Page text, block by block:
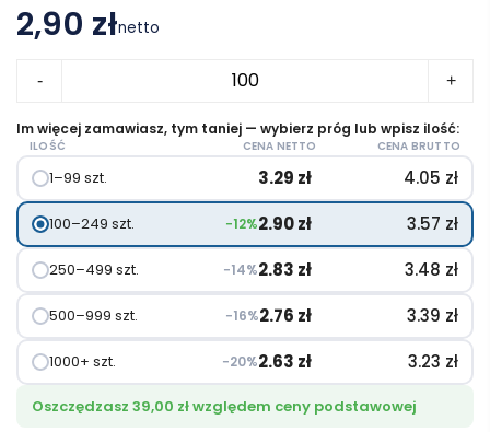
2,90 złnetto
-
bambusowy
długopis
bez
atramentu
+
Im więcej zamawiasz, tym taniej — wybierz próg lub wpisz ilość:
ILOŚĆ CENA NETTO CENA BRUTTO
1–99 szt. 3.29 zł 4.05 zł
100–249 szt. −12%2.90zł 3.57 zł
250–499 szt. −14%2.83 zł 3.48 zł
500–999 szt. −16%2.76 zł 3.39 zł
1000+ szt. −20%2.63 zł 3.23 zł
Oszczędzasz 39,00 zł względem ceny podstawowej